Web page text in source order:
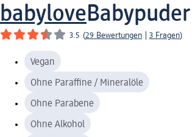
babylove
3.5 (29 Bewertungen 3 Fragen)
Vegan
Ohne Paraffine / Mineralöle
Ohne Parabene
Ohne Alkohol